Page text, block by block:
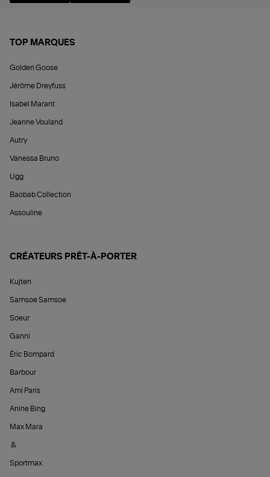
TOP MARQUES
Golden Goose
Jérôme Dreyfuss
Isabel Marant
Jeanne Vouland
Autry
Vanessa Bruno
Ugg
Baobab Collection
Assouline
CRÉATEURS PRÊT-À-PORTER
Kujten
Samsoe Samsoe
Soeur
Ganni
Éric Bompard
Barbour
Ami Paris
Anine Bing
Max Mara
&
Sportmax